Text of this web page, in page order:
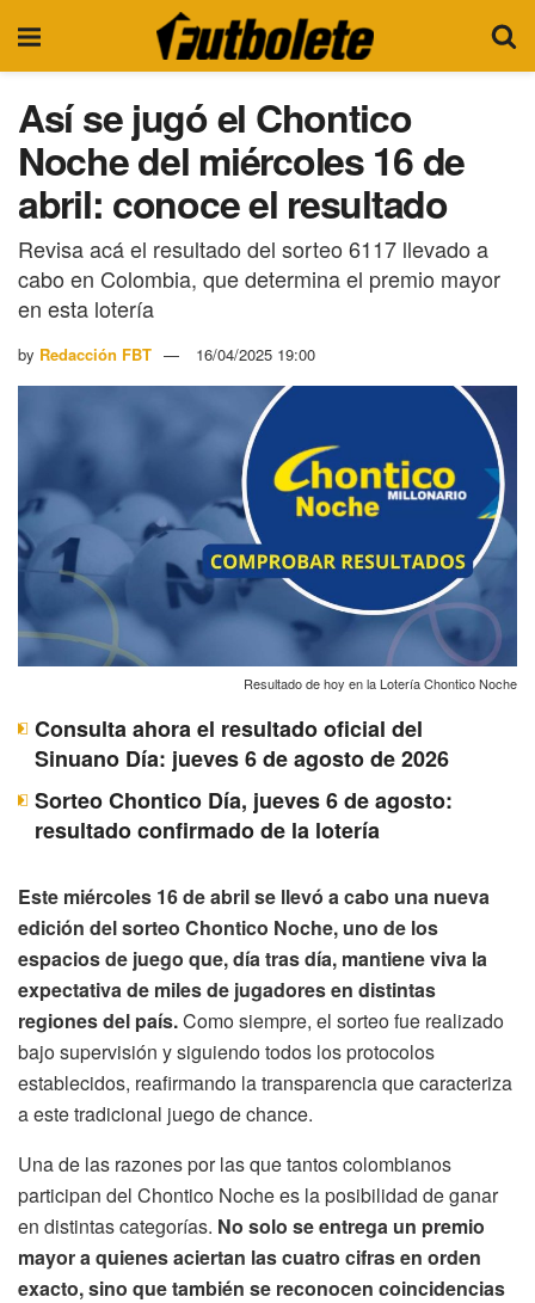
Así se jugó el Chontico
Noche del miércoles 16 de
abril: conoce el resultado
Revisa acá el resultado del sorteo 6117 llevado a
cabo en Colombia, que determina el premio mayor
en esta lotería
by Redacción FBT 16/04/2025 19:00
Resultado de hoy en la Lotería Chontico Noche
Consulta ahora el resultado oficial del
Sinuano Día: jueves 6 de agosto de 2026
Sorteo Chontico Día, jueves 6 de agosto:
resultado confirmado de la lotería
Este miércoles 16 de abril se llevó a cabo una nueva
edición del sorteo Chontico Noche, uno de los
espacios de juego que, día tras día, mantiene viva la
expectativa de miles de jugadores en distintas
regiones del país.Como siempre, el sorteo fue realizado
bajo supervisión y siguiendo todos los protocolos
establecidos, reafirmando la transparencia que caracteriza
a este tradicional juego de chance.
Una de las razones por las que tantos colombianos
participan del Chontico Noche es la posibilidad de ganar
en distintas categorías. No solo se entrega un premio
mayor a quienes aciertan las cuatro cifras en orden
exacto, sino que también se reconocen coincidencias